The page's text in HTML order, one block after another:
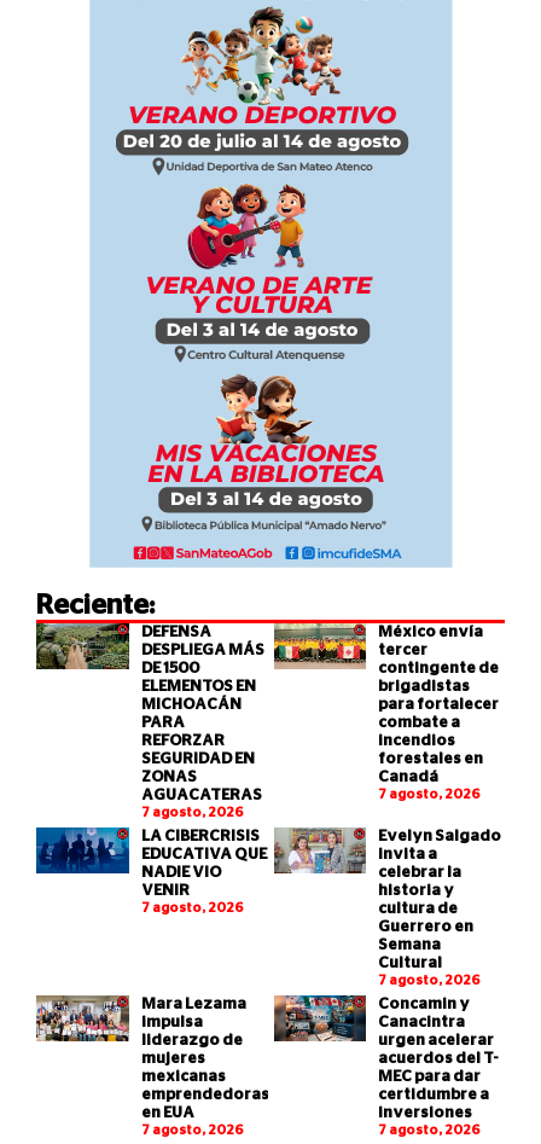
Reciente:
DEFENSA
DESPLIEGA MÁS
DE 1500
ELEMENTOS EN
MICHOACÁN
PARA
REFORZAR
SEGURIDAD EN
ZONAS
AGUACATERAS
7 agosto, 2026
México envía
tercer
contingente de
brigadistas
para fortalecer
combate a
incendios
forestales en
Canadá
7 agosto, 2026
LA CIBERCRISIS
EDUCATIVA QUE
NADIE VIO
VENIR
7 agosto, 2026
Evelyn Salgado
invita a
celebrar la
historia y
cultura de
Guerrero en
Semana
Cultural
7 agosto, 2026
Mara Lezama
impulsa
liderazgo de
mujeres
mexicanas
emprendedoras
en EUA
7 agosto, 2026
Concamin y
Canacintra
urgen acelerar
acuerdos del T-
MEC para dar
certidumbre a
inversiones
7 agosto, 2026